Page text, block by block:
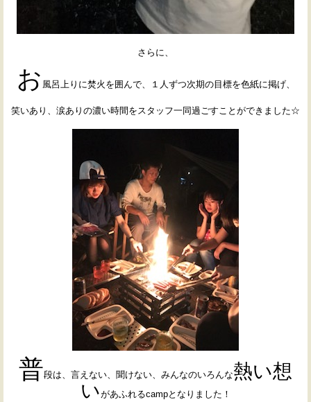
さらに、
お 風呂上りに焚火を囲んで、１人ずつ次期の目標を色紙に掲げ、
笑いあり、涙ありの濃い時間をスタッフ一同過ごすことができました☆
普段は、言えない、聞けない、みんなのいろんな熱い想
いがあふれるcampとなりました！